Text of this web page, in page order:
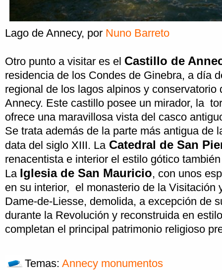
Lago de Annecy, por Nuno Barreto
Otro punto a visitar es el Castillo de
residencia de los Condes de Ginebra, a día
regional de los lagos alpinos y conservatorio
Annecy. Este castillo posee un mirador, la
ofrece una maravillosa vista del casco
Se trata además de la parte más antigua de
data del siglo XIII. La Catedral de San
renacentista e interior el estilo gótico
La Iglesia de San Mauricio, con unos
en su interior, el monasterio de la Visitación
Dame-de-Liesse, demolida, a excepción de
durante la Revolución y reconstruida en
completan el principal patrimonio religioso
Temas: Annecy monumentos